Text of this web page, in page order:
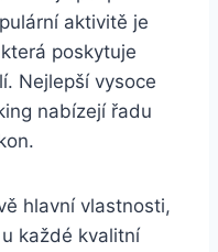
aktivitě je
poskytuje
Nejlepší vysoce
nabízejí řadu
hlavní ⁢vlastnosti,
​každé kvalitní